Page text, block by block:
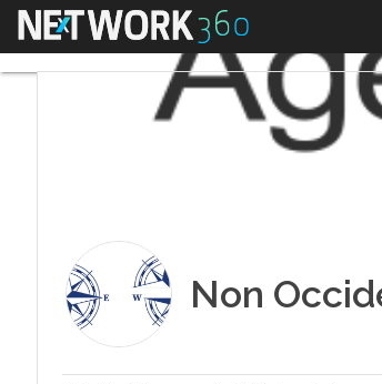
Menu
Non